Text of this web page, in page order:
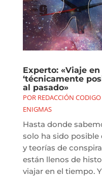
Experto: «Viaje
‘técnicamente
al pasado»
POR REDACCIÓN
ENIGMAS
Hasta donde
solo ha sido
y teorías de
están llenos de
viajar en el tiempo.